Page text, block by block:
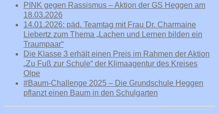
PINK gegen Rassismus – Aktion der GS Heggen am
18.03.2026
14.01.2026: päd. Teamtag mit Frau Dr. Charmaine
Liebertz zum Thema „Lachen und Lernen bilden ein
Traumpaar“
Die Klasse 3 erhält einen Preis im Rahmen der Aktion
„Zu Fuß zur Schule“ der Klimaagentur des Kreises
Olpe
#Baum-Challenge 2025 – Die Grundschule Heggen
pflanzt einen Baum in den Schulgarten